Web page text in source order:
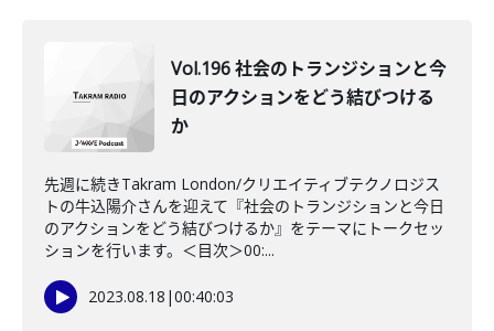
Vol.196 社会のトランジションと今
日のアクションをどう結びつける
か
先週に続きTakram London/クリエイティブテクノロジス
トの牛込陽介さんを迎えて『社会のトランジションと今日
のアクションをどう結びつけるか』をテーマにトークセッ
ションを行います。＜目次＞00:...
2023.08.18 |00:40:03